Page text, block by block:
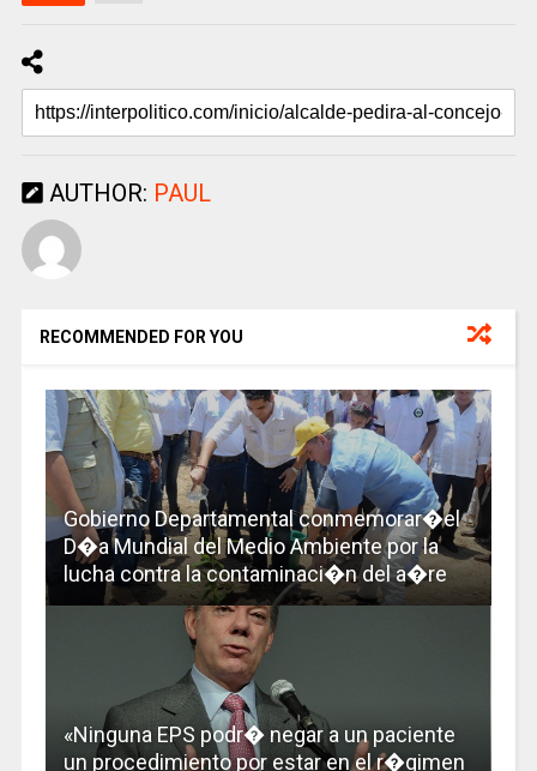
AUTHOR: PAUL
RECOMMENDED FOR YOU
Gobierno Departamental conmemorar�el
D�a Mundial del Medio Ambiente por la
lucha contra la contaminaci�n del a�re
«Ninguna EPS podr� negar a un paciente
un procedimiento por estar en el r�gimen